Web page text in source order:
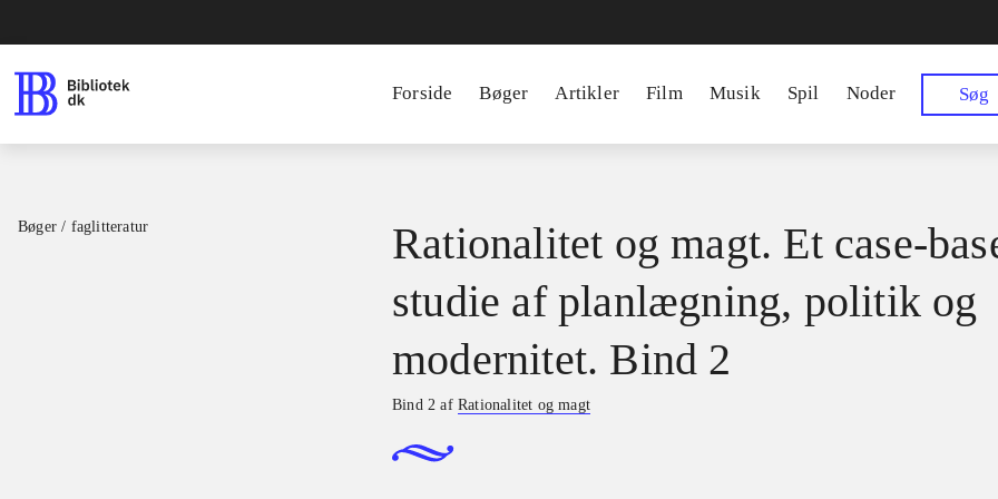
Forside Bøger Artikler Film Musik Spil Noder Søg
Bøger / faglitteratur
Rationalitet og magt. Et case-
studie af planlægning, politik og
modernitet. Bind 2
Bind 2 afRationalitet og magt